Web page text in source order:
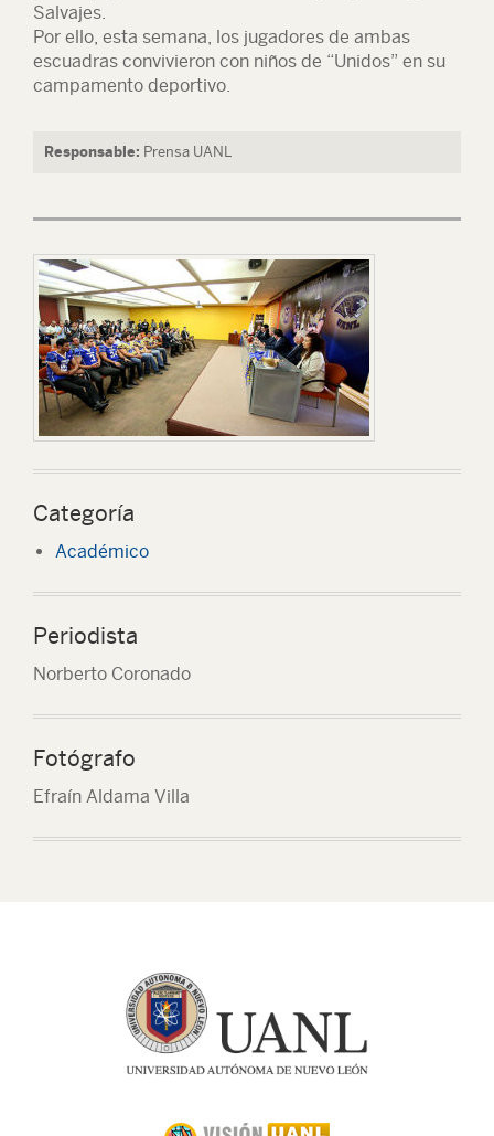
Salvajes.
Por ello, esta semana, los jugadores de ambas
escuadras convivieron con niños de “Unidos” en su
campamento deportivo.
Responsable: Prensa UANL
Categoría
Académico
Periodista
Norberto Coronado
Fotógrafo
Efraín Aldama Villa